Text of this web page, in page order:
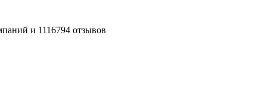
и 1116794 отзывов